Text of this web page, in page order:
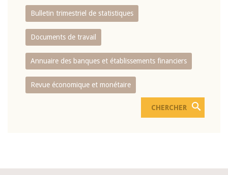
Bulletin trimestriel de statistiques
Documents de travail
Annuaire des banques et établissements financiers
Revue économique et monétaire